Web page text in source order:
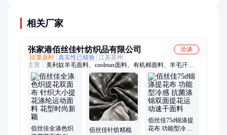
相关厂家
张家港佰丝佳针纺织品有限公司
洽谈
回复及时 真实性已核验 江苏苏州
主营： 美利奴羊毛面料、coolmax面料、有机棉面料、羊毛汗
布、全棉汗布、涤氨汗布、罗纹布、棉氨汗布、毛圈布、t恤面
料、校服面料、竹炭面料、竹纤维面料、再生面料、复合面料、
珠地网眼、瑜伽服面料、匹马棉、粗针面料、烫金烫银面料、金
银丝面料、涤盖棉、功能型面料、内衣面料、华夫格
佰丝佳全涤色织
佰丝佳针纺精梳
佰丝佳75d锦涤提
花布 功能型冷感